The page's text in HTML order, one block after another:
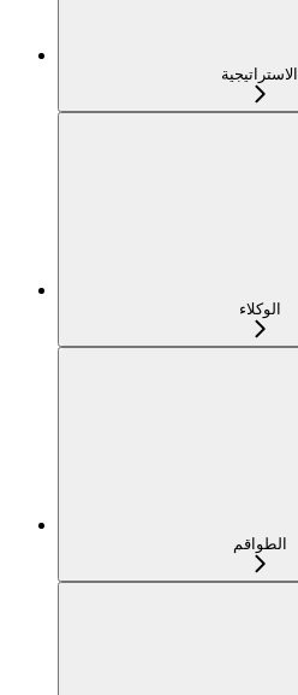
الاستراتيجية
الوكلاء
الطواقم